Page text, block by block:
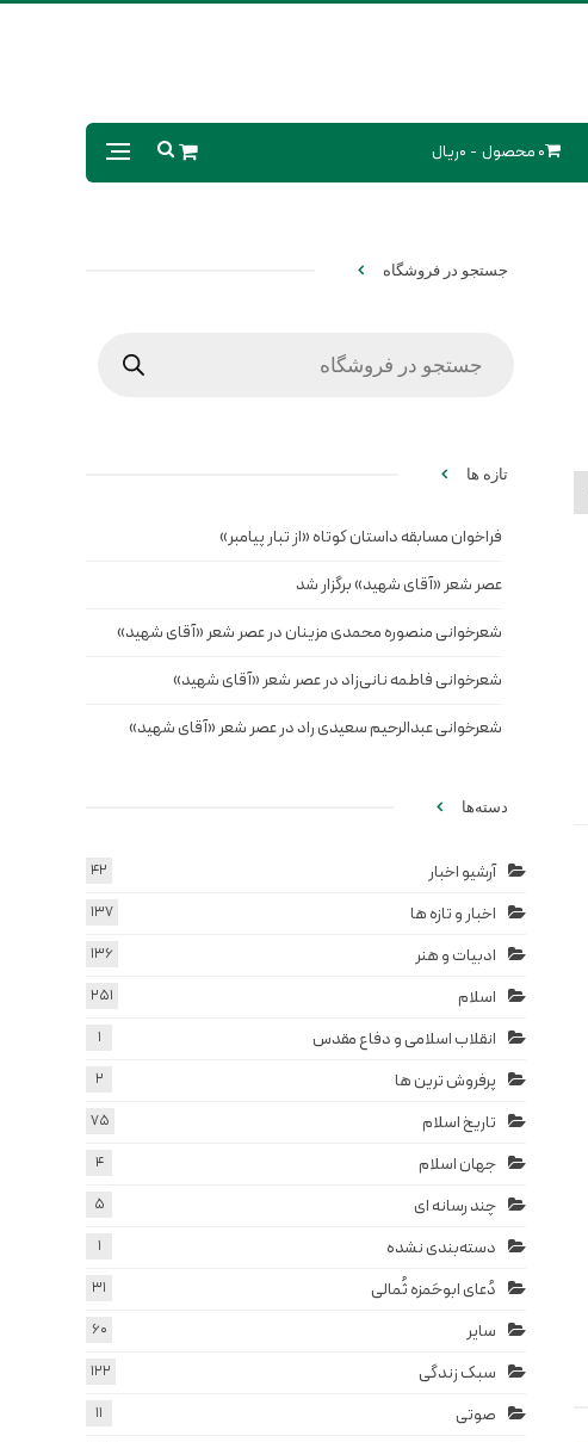
0 محصول 0ریال
جستجو در فروشگاه
تازه ها
فراخوان مسابقه داستان کوتاه «از تبار پیامبر»
عصر شعر «آقای شهید» برگزار شد
شعرخوانی منصوره محمدی مزینان در عصر شعر «آقای شهید»
شعرخوانی فاطمه نانی‌زاد در عصر شعر «آقای شهید»
شعرخوانی عبدالرحیم سعیدی راد در عصر شعر «آقای شهید»
دسته‌ها
آرشیو اخبار 42
اخبار و تازه ها 137
ادبیات و هنر 136
اسلام 251
انقلاب اسلامی و دفاع مقدس 1
پرفروش ترین ها 2
تاریخ اسلام 75
جهان اسلام 4
چند رسانه ای 5
دسته‌بندی نشده 1
دُعای ابوحَمزه ثُمالی 31
سایر 60
سبک زندگی 122
صوتی 11